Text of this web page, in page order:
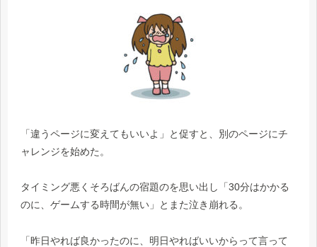
「違うページに変えてもいいよ」と促すと、別のページにチ
ャレンジを始めた。
タイミング悪くそろばんの宿題のを思い出し「30分はかかる
のに、ゲームする時間が無い」とまた泣き崩れる。
「昨日やれば良かったのに、明日やればいいからって言って